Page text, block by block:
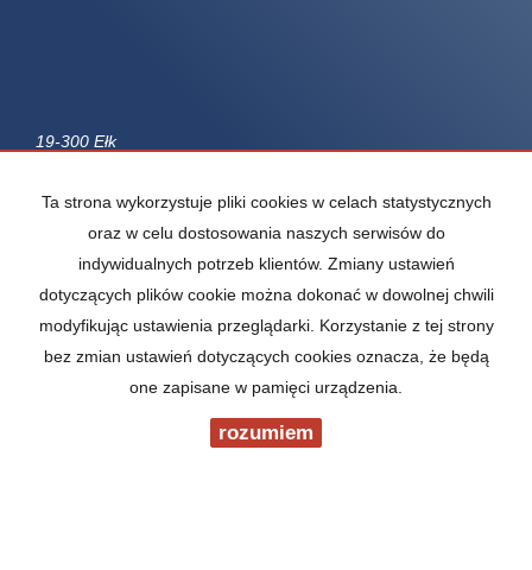
19-300 Ełk
tel. +48 87 610 87 78
fax +48 87 621 33 45
e-mail: elk@wgn.pl
Mieszkania
Domyna wynajem
Działkina wynajem
na wynajem
na wynajem
Ta strona wykorzystuje pliki cookies w celach statystycznych
oraz w celu dostosowania naszych serwisów do
indywidualnych potrzeb klientów. Zmiany ustawień
dotyczących plików cookie można dokonać w dowolnej chwili
modyfikując ustawienia przeglądarki. Korzystanie z tej strony
bez zmian ustawień dotyczących cookies oznacza, że będą
one zapisane w pamięci urządzenia.
rozumiem